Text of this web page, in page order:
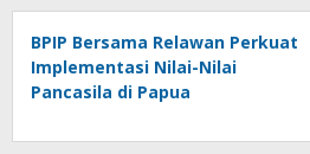
BPIP Bersama Relawan Perkuat
Implementasi Nilai-Nilai
Pancasila di Papua